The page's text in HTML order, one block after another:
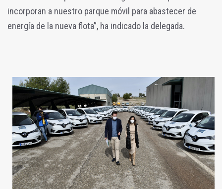
incorporan a nuestro parque móvil para abastecer de
energía de la nueva flota”, ha indicado la delegada.